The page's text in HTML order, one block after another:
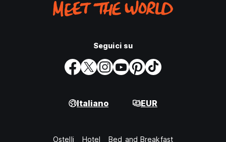
Seguici su
Italiano EUR
Ostelli Hotel Bed and Breakfast